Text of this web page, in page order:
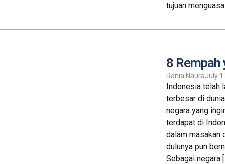
tujuan
8 Rempah
Rania NauraJuly
Indonesia telah
terbesar di
negara yang
terdapat di
dalam masakan
dulunya pun
Sebagai negara